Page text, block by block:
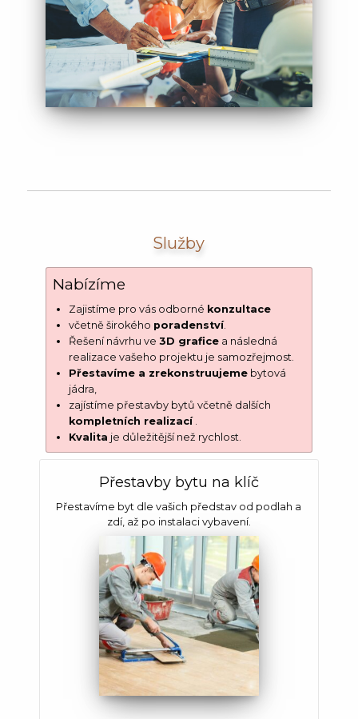
Služby
Nabízíme
Zajistíme pro vás odborné konzultace
včetně širokého poradenství.
Řešení návrhu ve3D grafice a následná
realizace vašeho projektu je samozřejmost.
Přestavíme a zrekonstruujeme bytová
jádra,
zajístíme přestavby bytů včetně dalších
kompletních realizací.
Kvalita je důležitější než rychlost.
Přestavby bytu na klíč
Přestavíme byt dle vašich představ od podlah a
zdí, až po instalaci vybavení.